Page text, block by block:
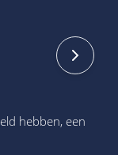
hebben, een